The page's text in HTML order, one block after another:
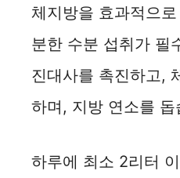
체지방을 효과적으
분한 수분 섭취가 필
진대사를 촉진하고,
하며, 지방 연소를 돕
하루에 최소 2리터